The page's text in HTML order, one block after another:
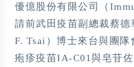
優億股份有限公司（
請前武田疫苗副總裁蔡德
F. Tsai）博士來台與團隊
疱疹疫苗IA-C01與皂苷